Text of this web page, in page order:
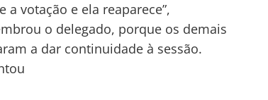
votação e ela reaparece”,
o delegado, porque os demais
a dar continuidade à sessão.